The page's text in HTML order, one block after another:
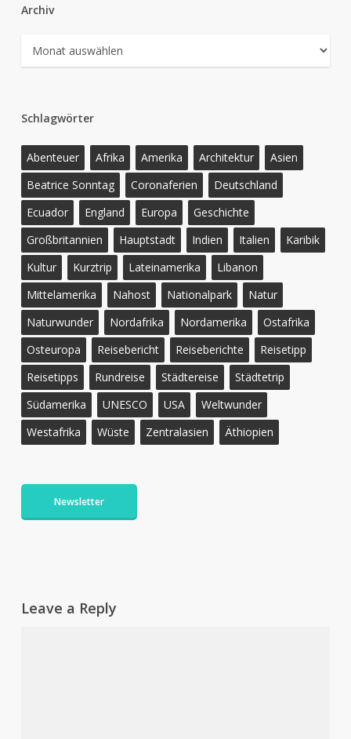
Archiv
Archiv
Schlagwörter
Abenteuer Afrika Amerika Architektur
Asien
Beatrice Sonntag
Coronaferien
Deutschland
Ecuador
England Europa
Geschichte
Großbritannien
Hauptstadt Indien Italien
Karibik
Kultur
Kurztrip Lateinamerika
Libanon
Mittelamerika
Nahost Nationalpark
Natur
Naturwunder
Nordafrika Nordamerika
Ostafrika
Osteuropa
Reisebericht Reiseberichte
Reisetipp
Reisetipps
Rundreise Städtereise
Städtetrip
Südamerika
UNESCO USA
Weltwunder
Westafrika
Wüste Zentralasien Äthiopien
Newsletter
Leave a Reply